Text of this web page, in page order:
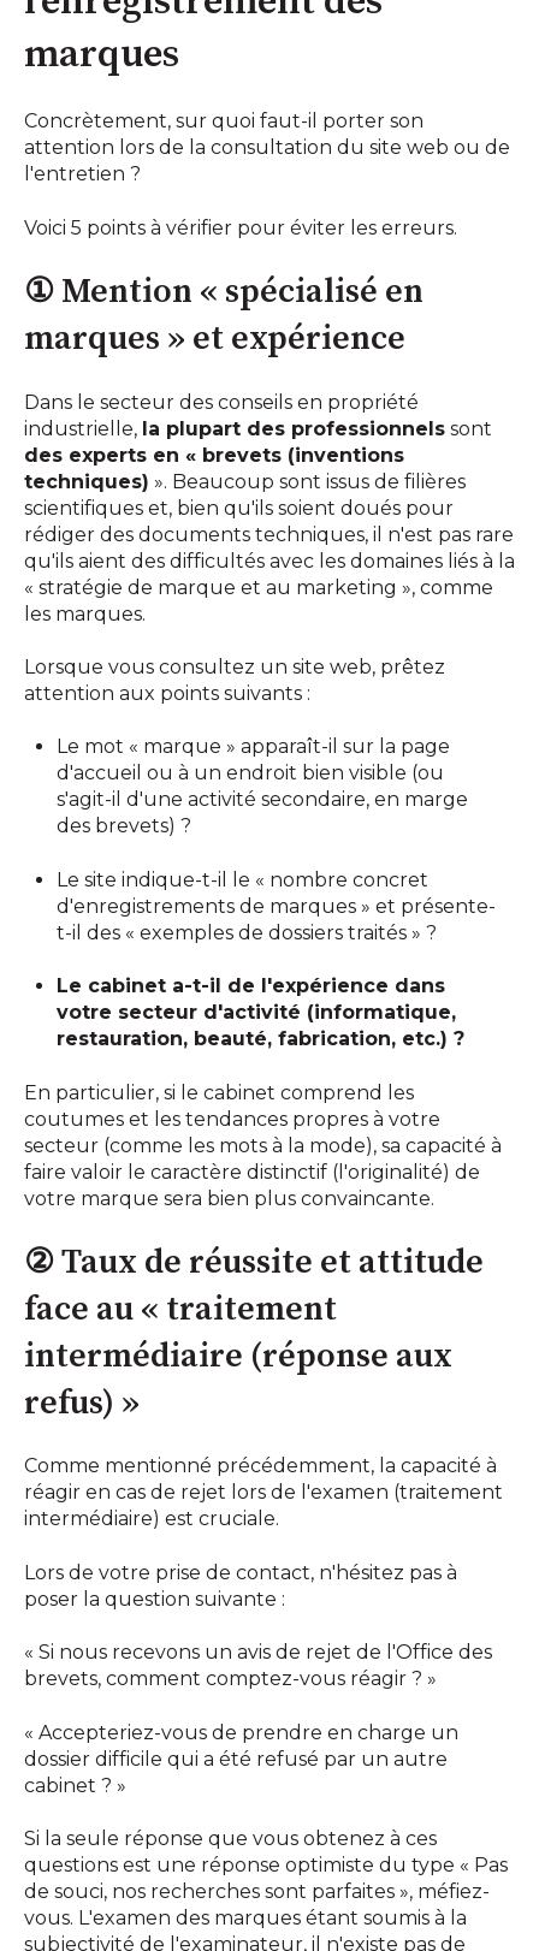
marques
Concrètement, sur quoi faut-il porter son
attention lors de la consultation du site web ou de
l'entretien ?
Voici 5 points à vérifier pour éviter les erreurs.
① Mention « spécialisé en
marques » et expérience
Dans le secteur des conseils en propriété
industrielle, la plupart des professionnels sont
des experts en « brevets (inventions
techniques) ». Beaucoup sont issus de filières
scientifiques et, bien qu'ils soient doués pour
rédiger des documents techniques, il n'est pas rare
qu'ils aient des difficultés avec les domaines liés à la
« stratégie de marque et au marketing », comme
les marques.
Lorsque vous consultez un site web, prêtez
attention aux points suivants :
Le mot « marque » apparaît-il sur la page
d'accueil ou à un endroit bien visible (ou
s'agit-il d'une activité secondaire, en marge
des brevets) ?
Le site indique-t-il le « nombre concret
d'enregistrements de marques » et présente-
t-il des « exemples de dossiers traités » ?
Le cabinet a-t-il de l'expérience dans
votre secteur d'activité (informatique,
restauration, beauté, fabrication, etc.) ?
En particulier, si le cabinet comprend les
coutumes et les tendances propres à votre
secteur (comme les mots à la mode), sa capacité à
faire valoir le caractère distinctif (l'originalité) de
votre marque sera bien plus convaincante.
② Taux de réussite et attitude
face au « traitement
intermédiaire (réponse aux
refus) »
Comme mentionné précédemment, la capacité à
réagir en cas de rejet lors de l'examen (traitement
intermédiaire) est cruciale.
Lors de votre prise de contact, n'hésitez pas à
poser la question suivante :
« Si nous recevons un avis de rejet de l'Office des
brevets, comment comptez-vous réagir ? »
« Accepteriez-vous de prendre en charge un
dossier difficile qui a été refusé par un autre
cabinet ? »
Si la seule réponse que vous obtenez à ces
questions est une réponse optimiste du type « Pas
de souci, nos recherches sont parfaites », méfiez-
vous. L'examen des marques étant soumis à la
subjectivité de l'examinateur, il n'existe pas de